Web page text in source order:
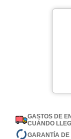
GASTOS DE
CUÁNDO
GARANTÍA DE